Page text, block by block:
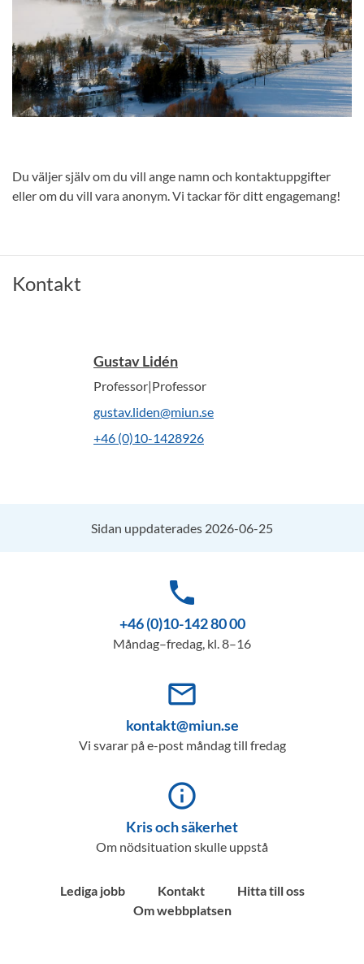
Du väljer själv om du vill ange namn och kontaktuppgifter
eller om du vill vara anonym. Vi tackar för ditt engagemang!
Kontakt
Gustav Lidén
Professor|Professor
gustav.liden@miun.se
+46 (0)10-1428926
Sidan uppdaterades 2026-06-25
phone
+46 (0)10-142 80 00
Måndag–fredag, kl. 8–16
mail_outline
kontakt@miun.se
Vi svarar på e-post måndag till fredag
info_outline
Kris och säkerhet
Om nödsituation skulle uppstå
Lediga jobb Kontakt
Hitta till oss
Om webbplatsen